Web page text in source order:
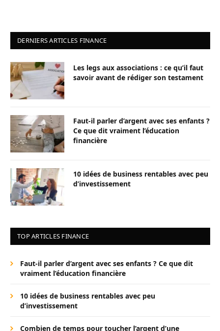
DERNIERS ARTICLES FINANCE
Les legs aux associations : ce qu’il faut
savoir avant de rédiger son testament
Faut-il parler d’argent avec ses enfants ?
Ce que dit vraiment l’éducation
financière
10 idées de business rentables avec peu
d’investissement
TOP ARTICLES FINANCE
Faut-il parler d’argent avec ses enfants ? Ce que dit
vraiment l’éducation financière
10 idées de business rentables avec peu
d’investissement
Combien de temps pour toucher l’argent d’une